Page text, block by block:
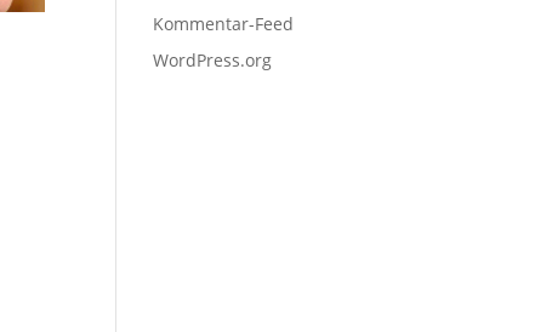
Kommentar-Feed
WordPress.org